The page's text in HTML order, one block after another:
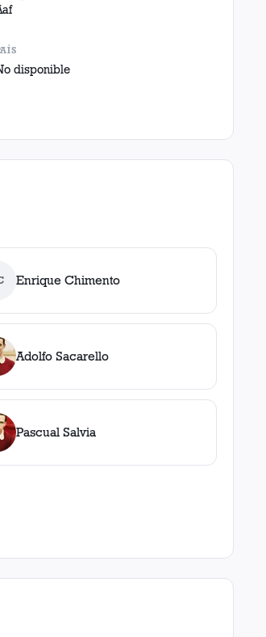
disponible
Enrique Chimento
Adolfo Sacarello
Pascual Salvia